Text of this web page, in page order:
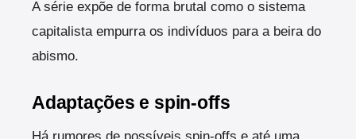
A série expõe de forma brutal como o sistema
capitalista empurra os indivíduos para a beira do
abismo.
Adaptações e spin-offs